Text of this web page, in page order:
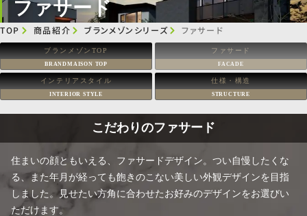
ファサード
TOP 商品紹介 ブランメゾンシリーズ ファサード
ブランメゾンTOP
BRANDMAISON TOP
ファサード
FACADE
インテリアスタイル
INTERIOR STYLE
仕様・構造
STRUCTURE
こだわりのファサード
住まいの顔ともいえる、ファサードデザイン。つい自慢したくな
る、また年月が経っても飽きのこない美しい外観デザインを目指
しました。見せたい方角に合わせたお好みのデザインをお選びい
ただけます。